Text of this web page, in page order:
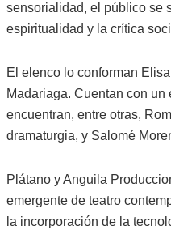
sensorialidad, el público se
espiritualidad y la crítica
El elenco lo conforman
Madariaga. Cuentan con
encuentran, entre otras,
dramaturgia, y Salomé
Plátano y Anguila
emergente de teatro
la incorporación de la